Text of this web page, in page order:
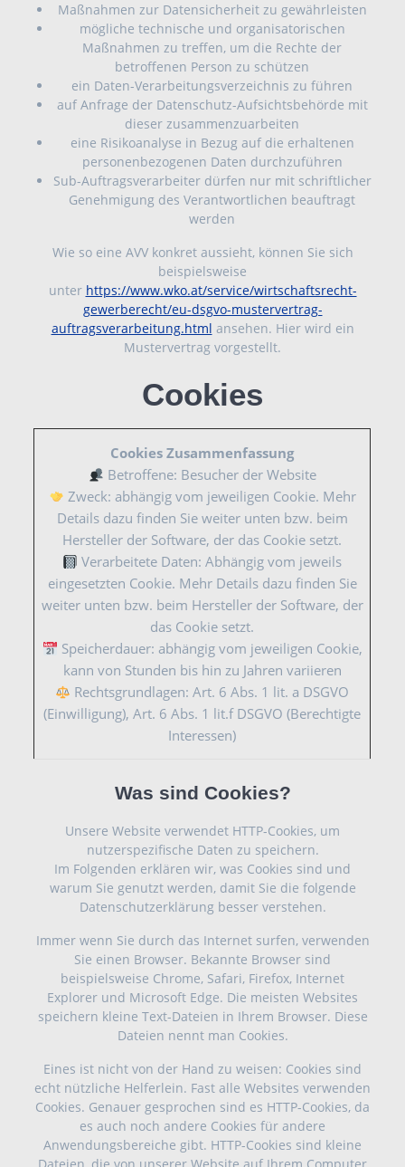
Maßnahmen zur Datensicherheit zu gewährleisten
mögliche technische und organisatorischen
Maßnahmen zu treffen, um die Rechte der
betroffenen Person zu schützen
ein Daten-Verarbeitungsverzeichnis zu führen
auf Anfrage der Datenschutz-Aufsichtsbehörde mit
dieser zusammenzuarbeiten
eine Risikoanalyse in Bezug auf die erhaltenen
personenbezogenen Daten durchzuführen
Sub-Auftragsverarbeiter dürfen nur mit schriftlicher
Genehmigung des Verantwortlichen beauftragt
werden
Wie so eine AVV konkret aussieht, können Sie sich
beispielsweise
unter https://www.wko.at/service/wirtschaftsrecht-
gewerberecht/eu-dsgvo-mustervertrag-
auftragsverarbeitung.html ansehen. Hier wird ein
Mustervertrag vorgestellt.
Cookies
Cookies Zusammenfassung
Betroffene: Besucher der Website
Zweck: abhängig vom jeweiligen Cookie. Mehr
Details dazu finden Sie weiter unten bzw. beim
Hersteller der Software, der das Cookie setzt.
Verarbeitete Daten: Abhängig vom jeweils
eingesetzten Cookie. Mehr Details dazu finden Sie
weiter unten bzw. beim Hersteller der Software, der
das Cookie setzt.
Speicherdauer: abhängig vom jeweiligen Cookie,
kann von Stunden bis hin zu Jahren variieren
Rechtsgrundlagen: Art. 6 Abs. 1 lit. a DSGVO
(Einwilligung), Art. 6 Abs. 1 lit.f DSGVO (Berechtigte
Interessen)
Was sind Cookies?
Unsere Website verwendet HTTP-Cookies, um
nutzerspezifische Daten zu speichern.
Im Folgenden erklären wir, was Cookies sind und
warum Sie genutzt werden, damit Sie die folgende
Datenschutzerklärung besser verstehen.
Immer wenn Sie durch das Internet surfen, verwenden
Sie einen Browser. Bekannte Browser sind
beispielsweise Chrome, Safari, Firefox, Internet
Explorer und Microsoft Edge. Die meisten Websites
speichern kleine Text-Dateien in Ihrem Browser. Diese
Dateien nennt man Cookies.
Eines ist nicht von der Hand zu weisen: Cookies sind
echt nützliche Helferlein. Fast alle Websites verwenden
Cookies. Genauer gesprochen sind es HTTP-Cookies, da
es auch noch andere Cookies für andere
Anwendungsbereiche gibt. HTTP-Cookies sind kleine